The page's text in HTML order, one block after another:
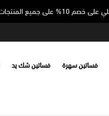
فساتين سهرة فساتين شك يد